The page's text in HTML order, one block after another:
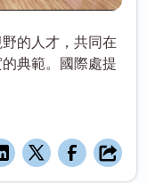
的人才，共同在
典範。國際處提